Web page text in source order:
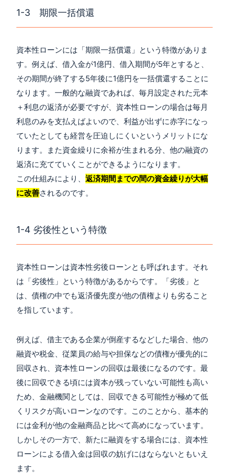
1-3 期限一括償還
資本性ローンには「期限一括償還」という特徴がありま
す。例えば、借入金が1億円、借入期間が5年とすると、
その期間が終了する5年後に1億円を一括償還することに
なります。一般的な融資であれば、毎月設定された元本
＋利息の返済が必要ですが、資本性ローンの場合は毎月
利息のみを支払えばよいので、利益が出ずに赤字になっ
ていたとしても経営を圧迫しにくいというメリットにな
ります。また資金繰りに余裕が生まれる分、他の融資の
返済に充てていくことができるようになります。
この仕組みにより、返済期間までの間の資金繰りが大幅
に改善されるのです。
1-4 劣後性という特徴
資本性ローンは資本性劣後ローンとも呼ばれます。それ
は「劣後性」という特徴があるからです。「劣後」と
は、債権の中でも返済優先度が他の債権よりも劣ること
を指しています。
例えば、借主である企業が倒産するなどした場合、他の
融資や税金、従業員の給与や担保などの債権が優先的に
回収され、資本性ローンの回収は最後になるのです。最
後に回収できる頃には資本が残っていない可能性も高い
ため、金融機関としては、回収できる可能性が極めて低
くリスクが高いローンなのです。このことから、基本的
には金利が他の金融商品と比べて高めになっています。
しかしその一方で、新たに融資をする場合には、資本性
ローンによる借入金は回収の妨げにはならないともいえ
ます。